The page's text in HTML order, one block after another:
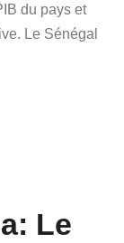
du pays et
Le Sénégal
Le